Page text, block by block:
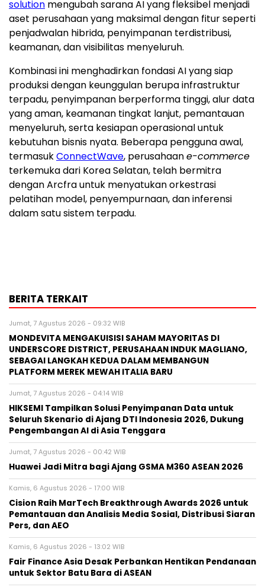
solution mengubah sarana AI yang fleksibel menjadi
aset perusahaan yang maksimal dengan fitur seperti
penjadwalan hibrida, penyimpanan terdistribusi,
keamanan, dan visibilitas menyeluruh.
Kombinasi ini menghadirkan fondasi AI yang siap
produksi dengan keunggulan berupa infrastruktur
terpadu, penyimpanan berperforma tinggi, alur data
yang aman, keamanan tingkat lanjut, pemantauan
menyeluruh, serta kesiapan operasional untuk
kebutuhan bisnis nyata. Beberapa pengguna awal,
termasukConnectWave, perusahaane-commerce
terkemuka dari Korea Selatan, telah bermitra
dengan Arcfra untuk menyatukan orkestrasi
pelatihan model, penyempurnaan, dan inferensi
dalam satu sistem terpadu.
BERITA TERKAIT
Jumat, 7 Agustus 2026 - 09:32 WIB
MONDEVITA MENGAKUISISI SAHAM MAYORITAS DI
UNDERSCORE DISTRICT, PERUSAHAAN INDUK MAGLIANO,
SEBAGAI LANGKAH KEDUA DALAM MEMBANGUN
PLATFORM MEREK MEWAH ITALIA BARU
Jumat, 7 Agustus 2026 - 04:14 WIB
HIKSEMI Tampilkan Solusi Penyimpanan Data untuk
Seluruh Skenario di Ajang DTI Indonesia 2026, Dukung
Pengembangan AI di Asia Tenggara
Jumat, 7 Agustus 2026 - 00:42 WIB
Huawei Jadi Mitra bagi Ajang GSMA M360 ASEAN 2026
Kamis, 6 Agustus 2026 - 17:00 WIB
Cision Raih MarTech Breakthrough Awards 2026 untuk
Pemantauan dan Analisis Media Sosial, Distribusi Siaran
Pers, dan AEO
Kamis, 6 Agustus 2026 - 13:02 WIB
Fair Finance Asia Desak Perbankan Hentikan Pendanaan
untuk Sektor Batu Bara di ASEAN